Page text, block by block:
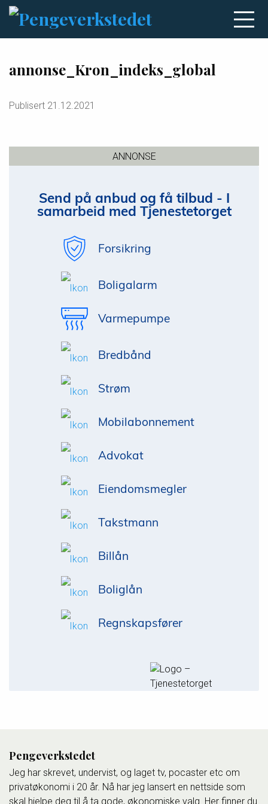
annonse_Kron_indeks_global
Publisert 21.12.2021
ANNONSE
Send på anbud og få tilbud - I
samarbeid med Tjenestetorget
Forsikring
Boligalarm
Varmepumpe
Bredbånd
Strøm
Mobilabonnement
Advokat
Eiendomsmegler
Takstmann
Billån
Boliglån
Regnskapsfører
Pengeverkstedet
Jeg har skrevet, undervist, og laget tv, pocaster etc om
privatøkonomi i 20 år. Nå har jeg lansert en nettside som
skal hjelpe deg til å ta gode, økonomiske valg. Her finner du